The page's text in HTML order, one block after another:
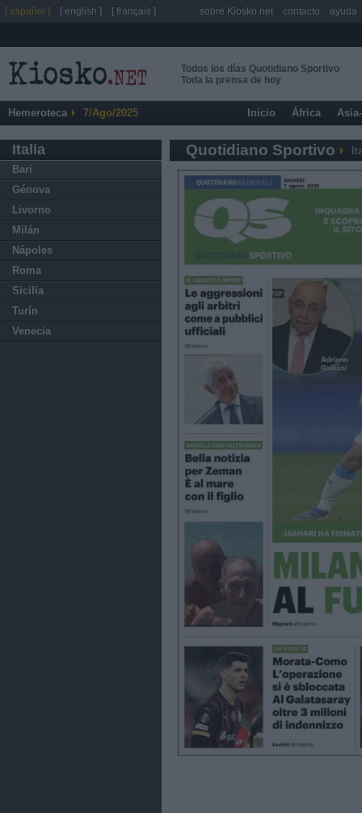
Todos los días Quotidiano Sportivo
Toda la prensa de hoy
Hemeroteca 7/Ago/2025 Inicio África
Italia
Bari
Génova
Livorno
Milán
Nápoles
Roma
Sicilia
Turín
Venecia
Quotidiano Sportivo
[ español ] [ english ] [ français ] sobre Kiosko.net contacto ayuda